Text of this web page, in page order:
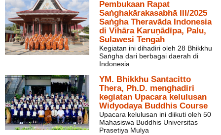
Pembukaan Rapat
Saṅghakārakasabhā III/2025
Saṅgha Theravāda Indonesia
di Vihāra Karuṇādīpa, Palu,
Sulawesi Tengah
Kegiatan ini dihadiri oleh 28 Bhikkhu
Saṅgha dari berbagai daerah di
Indonesia
YM. Bhikkhu Santacitto
Thera, Ph.D. menghadiri
kegiatan Upacara kelulusan
Widyodaya Buddhis Course
Upacara kelulusan ini diikuti oleh 50
Mahasiswa Buddhis Universitas
Prasetiya Mulya